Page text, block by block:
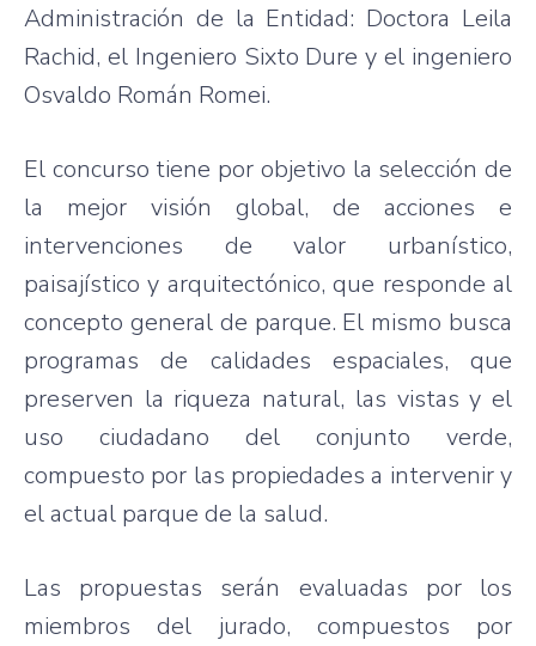
Administración de la Entidad: Doctora Leila
Rachid, el Ingeniero Sixto Dure y el ingeniero
Osvaldo Román Romei.
El concurso tiene por objetivo la selección de
la mejor visión global, de acciones e
intervenciones de valor urbanístico,
paisajístico y arquitectónico, que responde al
concepto general de parque. El mismo busca
programas de calidades espaciales, que
preserven la riqueza natural, las vistas y el
uso ciudadano del conjunto verde,
compuesto por las propiedades a intervenir y
el actual parque de la salud.
Las propuestas serán evaluadas por los
miembros del jurado, compuestos por